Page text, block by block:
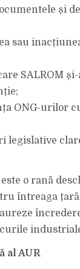
și
sau
SALROM
ONG-urilor
legislative
o rană
întreaga
al AUR